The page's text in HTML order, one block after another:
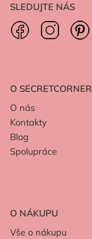
SLEDUJTE NÁS
O SECRETCORNER
O nás
Kontakty
Blog
Spolupráce
O NÁKUPU
Vše o nákupu